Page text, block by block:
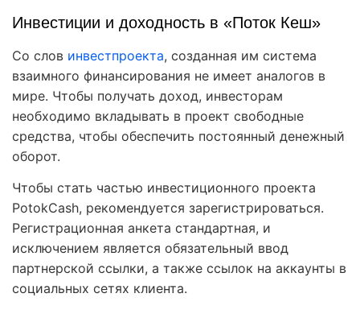
Инвестиции и доходность в «Поток Кеш»
Со слов инвестпроекта, созданная им система
взаимного финансирования не имеет аналогов в
мире. Чтобы получать доход, инвесторам
необходимо вкладывать в проект свободные
средства, чтобы обеспечить постоянный денежный
оборот.
Чтобы стать частью инвестиционного проекта
PotokCash, рекомендуется зарегистрироваться.
Регистрационная анкета стандартная, и
исключением является обязательный ввод
партнерской ссылки, а также ссылок на аккаунты в
социальных сетях клиента.